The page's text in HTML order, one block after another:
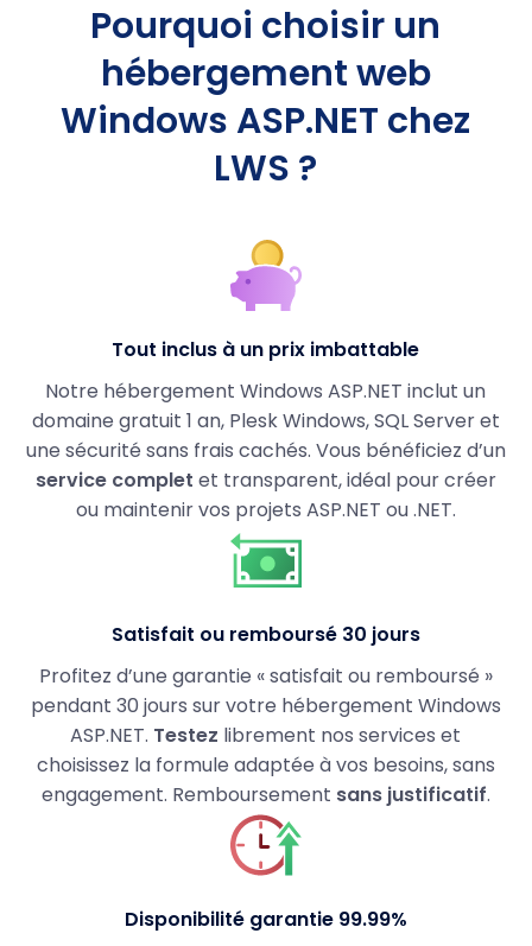
Pourquoi choisir un
hébergement web
Windows ASP.NET chez
LWS ?
Tout inclus à un prix imbattable
Notre hébergement Windows ASP.NET inclut un
domaine gratuit 1 an, Plesk Windows, SQL Server et
une sécurité sans frais cachés. Vous bénéficiez d’un
service complet et transparent, idéal pour créer
ou maintenir vos projets ASP.NET ou .NET.
Satisfait ou remboursé 30 jours
Profitez d’une garantie « satisfait ou remboursé »
pendant 30 jours sur votre hébergement Windows
ASP.NET. Testez librement nos services et
choisissez la formule adaptée à vos besoins, sans
engagement. Remboursement sans justificatif.
Disponibilité garantie 99.99%